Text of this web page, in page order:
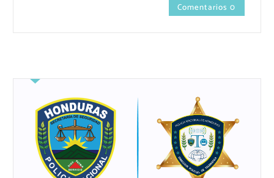
Comentarios 0